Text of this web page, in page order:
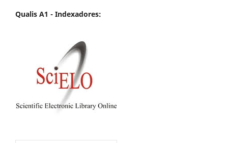
Qualis A1 - Indexadores: